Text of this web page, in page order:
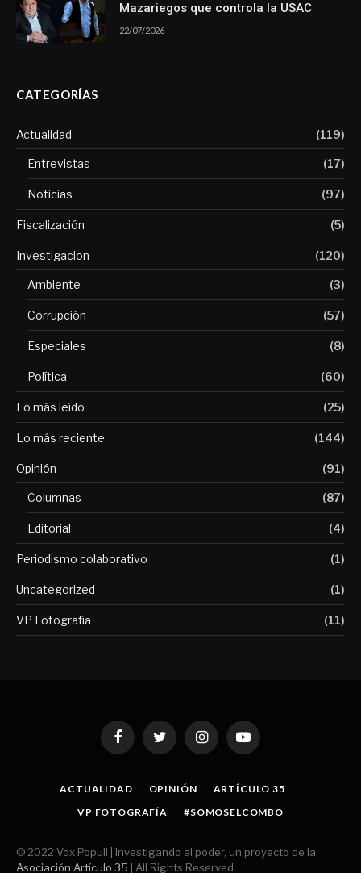
Mazariegos que controla la USAC
22/07/2026
CATEGORÍAS
Actualidad (119)
Entrevistas (17)
Noticias (97)
Fiscalización (5)
Investigacion (120)
Ambiente (3)
Corrupción (57)
Especiales (8)
Política (60)
Lo más leído (25)
Lo más reciente (144)
Opinión (91)
Columnas (87)
Editorial (4)
Periodismo colaborativo (1)
Uncategorized (1)
VP Fotografía (11)
FacebookTwitter InstagramYouTube
ACTUALIDAD OPINIÓN
ARTÍCULO 35
VP FOTOGRAFÍA
#SOMOSELCOMBO
© 2022 Vox Populi | Investigando al poder, un proyecto de la
Asociación Artículo 35 | All Rights Reserved